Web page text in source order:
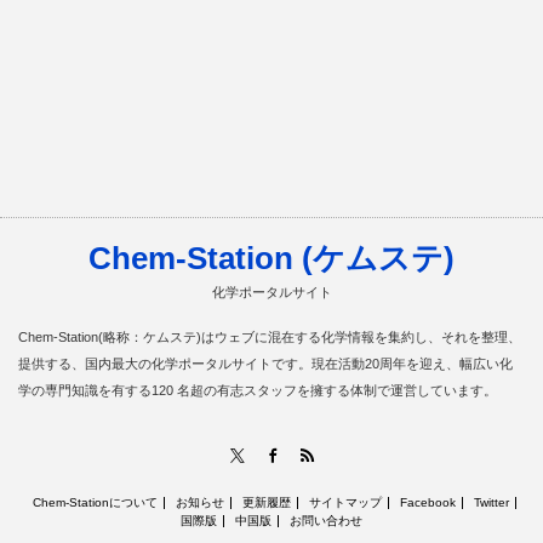
Chem-Station (ケムステ)
化学ポータルサイト
Chem-Station(略称：ケムステ)はウェブに混在する化学情報を集約し、それを整理、
提供する、国内最大の化学ポータルサイトです。現在活動20周年を迎え、幅広い化
学の専門知識を有する120 名超の有志スタッフを擁する体制で運営しています。
Facebook
Chem-Stationについて お知らせ 更新履歴 サイトマップ Facebook
Twitter
国際版
中国版 お問い合わせ